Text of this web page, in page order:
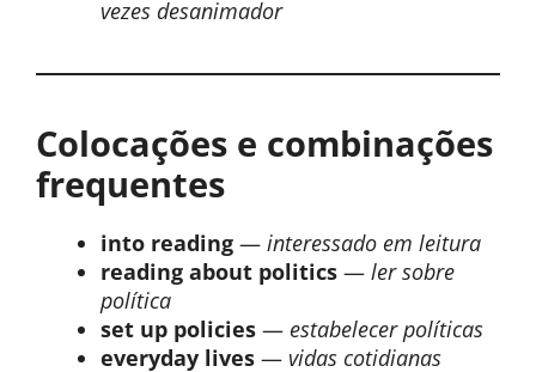
vezes desanimador
Colocações e combinações
frequentes
into reading — interessado em leitura
reading about politics — ler sobre
política
set up policies — estabelecer políticas
everyday lives — vidas cotidianas